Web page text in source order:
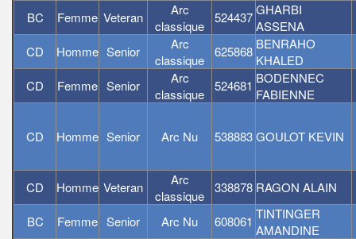
BC Femme Veteran
Arc
classique
524437GHARBI
ASSENA
CD
Homme Senior
Arc
classique
625868 BENRAHO
KHALED
CD
Femme Senior
Arc
classique
524681 BODENNEC
FABIENNE
CD Homme Senior Arc Nu 538883GOULOT KEVIN
CD Homme Veteran
Arc
classique
338878 RAGON ALAIN
BC Femme Senior Arc Nu 608061 TINTINGER
AMANDINE